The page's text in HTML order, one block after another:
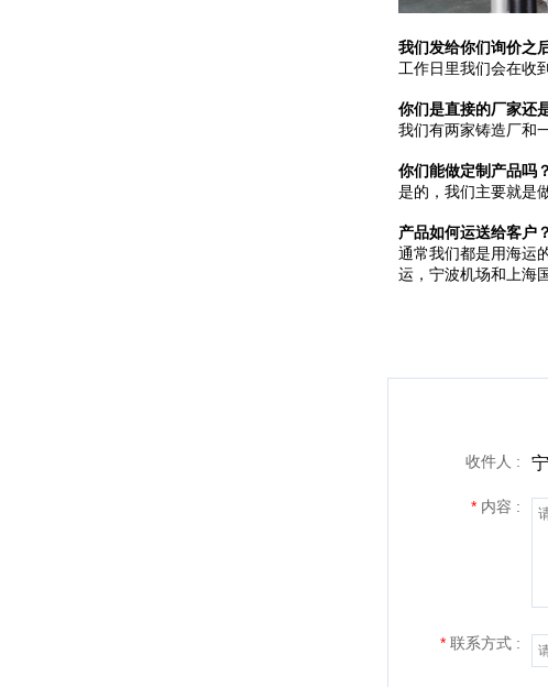
我们发给你们询价之
工作日里我们会在收
你们是直接的厂家还
我们有两家铸造厂和
你们能做定制产品吗？
是的，我们主要就是
产品如何运送给客户？
通常我们都是用海运
运，宁波机场和上海
收件人 :
* 内容 :
* 联系方式 :